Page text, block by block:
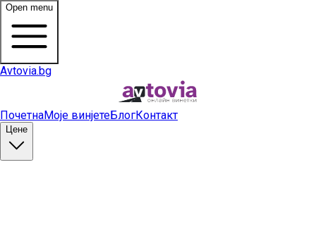
Open menu
Avtovia.bg
ПочетнаМоје винјетеБлогКонтакт
Цене